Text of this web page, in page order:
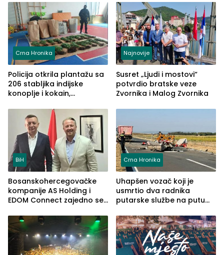
Crna Hronika
Policija otkrila plantažu sa
206 stabljika indijske
konoplje i kokain,
(FOTO)
Najnovije
Susret „Ljudi i mostovi“
potvrdio bratske veze
Zvornika i Malog Zvornika
BiH
Bosanskohercegovačke
kompanije AS Holding i
EDOM Connect zajedno se
Crna Hronika
Uhapšen vozač koji je
usmrtio dva radnika
putarske službe na putu
(FOTO)